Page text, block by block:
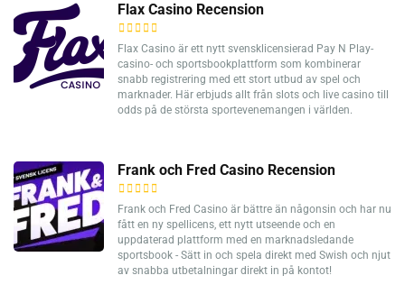
Flax Casino Recension
Flax Casino är ett nytt svensklicensierad Pay N Play-
casino- och sportsbookplattform som kombinerar
snabb registrering med ett stort utbud av spel och
marknader. Här erbjuds allt från slots och live casino till
odds på de största sportevenemangen i världen.
Frank och Fred Casino Recension
Frank och Fred Casino är bättre än någonsin och har nu
fått en ny spellicens, ett nytt utseende och en
uppdaterad plattform med en marknadsledande
sportsbook - Sätt in och spela direkt med Swish och njut
av snabba utbetalningar direkt in på kontot!